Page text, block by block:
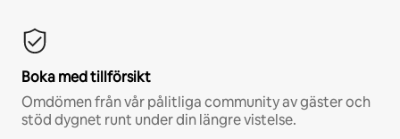
Boka med tillförsikt
Omdömen från vår pålitliga community av gäster och
stöd dygnet runt under din längre vistelse.